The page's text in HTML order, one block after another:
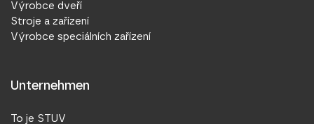
Výrobce dveří
Stroje a zařízení
Výrobce speciálních zařízení
Unternehmen
To je STUV